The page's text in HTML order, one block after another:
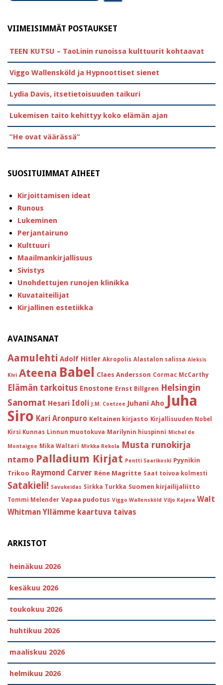
VIIMEISIMMÄT POSTAUKSET
TEEN KUTSU – TaoLinin runoissa kulttuurit kohtaavat
Viggo Wallensköld ja Hypnoottiset sienet
Lydia Davis, itsetietoisuuden taikuri
Lukemisen taito kehittyy koko elämän ajan
”He ovat väärässä”
SUOSITUIMMAT AIHEET
Kirjoittamisen ideat
Runous
Lukeminen
Perjantairuno
Kulttuuri
Maailmankirjallisuus
Sivistys
Unohdettujen runojen klinikka
Kuvataiteilijat
Kirjallinen estetiikka
AVAINSANAT
Aamulehti Adolf Hitler Akropolis Alastalon salissa Aleksis
Kivi Ateena Babel Claes Andersson Cormac McCarthy
Elämän tarkoitus Enostone Ernst Billgren Helsingin
Sanomat Hesari Idoli J.M. Coetzee Juhani Aho Juha
Siro Kari Aronpuro Keltainen kirjasto Kirjallisuuden Nobel
Kirsi Kunnas Linnun muotokuva Marilynin hiuspinni Michel de
Montaigne Mika Waltari Mirkka Rekola Musta runokirja
ntamo Palladium Kirjat Pentti Saarikoski Pyynikin
Trikoo Raymond Carver Réne Magritte Saat toivoa kolmesti
Satakieli! Savukeidas Sirkka Turkka Suomen kirjailijaliitto
Tommi Melender Vapaa pudotus Viggo Wallensköld Viljo Kajava Walt
Whitman Yllämme kaartuva taivas
ARKISTOT
heinäkuu 2026
kesäkuu 2026
toukokuu 2026
huhtikuu 2026
maaliskuu 2026
helmikuu 2026